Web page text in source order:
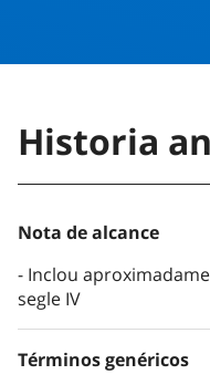
Historia
Nota de alcance
Inclou
segle IV
Términos genéricos